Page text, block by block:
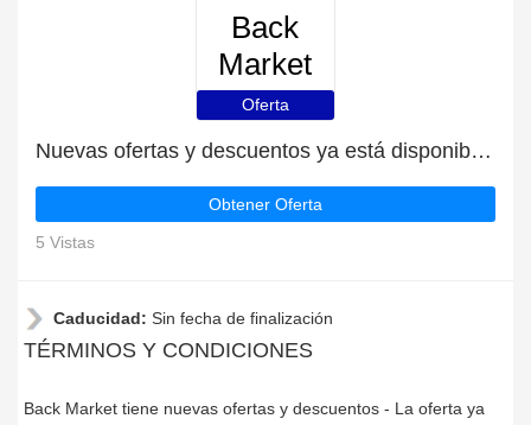
Back
Market
Oferta
Nuevas ofertas y descuentos ya está disponible | Back Market
Obtener Oferta
5 Vistas
Caducidad: Sin fecha de finalización
TÉRMINOS Y CONDICIONES
Back Market tiene nuevas ofertas y descuentos - La oferta ya